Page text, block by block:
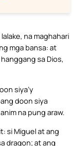
na maghahari
mga bansa: at
sa Dios,
siya’y
doon siya
na pung araw.
si Miguel at ang
dragon; at ang